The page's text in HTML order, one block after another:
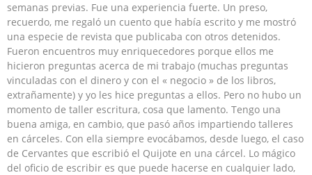
semanas previas. Fue una experiencia fuerte. Un preso,
recuerdo, me regaló un cuento que había escrito y me mostró
una especie de revista que publicaba con otros detenidos.
Fueron encuentros muy enriquecedores porque ellos me
hicieron preguntas acerca de mi trabajo (muchas preguntas
vinculadas con el dinero y con el « negocio » de los libros,
extrañamente) y yo les hice preguntas a ellos. Pero no hubo un
momento de taller escritura, cosa que lamento. Tengo una
buena amiga, en cambio, que pasó años impartiendo talleres
en cárceles. Con ella siempre evocábamos, desde luego, el caso
de Cervantes que escribió el Quijote en una cárcel. Lo mágico
del oficio de escribir es que puede hacerse en cualquier lado,